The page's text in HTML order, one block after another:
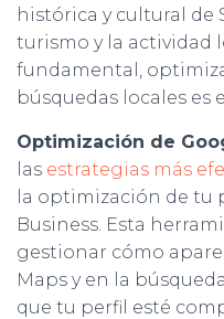
histórica y cultural de
turismo y la actividad
fundamental,
búsquedas locales es
Optimización de
las estrategias más
la optimización de tu
Business. Esta
gestionar cómo
Maps y en la
que tu perfil esté